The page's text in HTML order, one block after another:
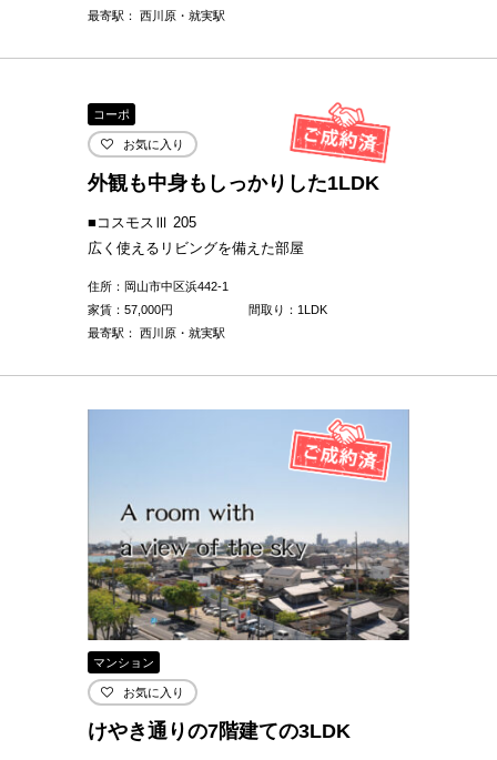
最寄駅： 西川原・就実駅
コーポ
お気に入り
外観も中身もしっかりした1LDK
■コスモスⅢ 205
広く使えるリビングを備えた部屋
住所：岡山市中区浜442-1
家賃： 57,000円
間取り：1LDK
最寄駅： 西川原・就実駅
マンション
お気に入り
けやき通りの7階建ての3LDK